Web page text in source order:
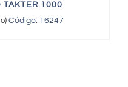
TAKTER 1000
Código: 16247